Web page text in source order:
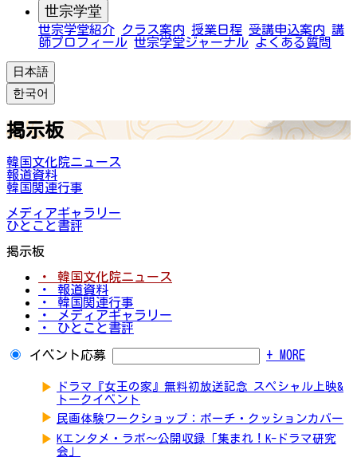
世宗学堂
世宗学堂紹介 クラス案内 授業日程 受講申込案内 講
師プロフィール 世宗学堂ジャーナル よくある質問
日本語
한국어
掲示板
韓国文化院ニュース
報道資料
韓国関連行事
メディアギャラリー
ひとこと書評
掲示板
・ 韓国文化院ニュース
・ 報道資料
・ 韓国関連行事
・ メディアギャラリー
・ ひとこと書評
イベント応募 + MORE
▶
ドラマ『女王の家』無料初放送記念 スペシャル上映&
トークイベント
▶ 民画体験ワークショップ：ポーチ・クッションカバー
▶ Kエンタメ・ラボ～公開収録「集まれ！K-ドラマ研究
会」